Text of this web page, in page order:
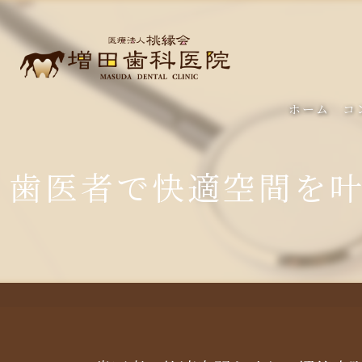
ホーム コ
歯医者で快適空間を